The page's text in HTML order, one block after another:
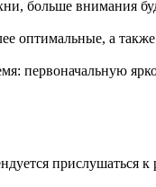
больше внимания
оптимальные, а
первоначальную
прислушаться к